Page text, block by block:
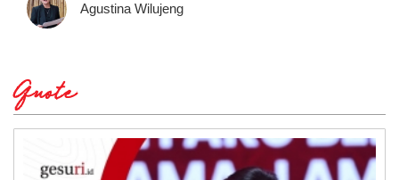
Agustina Wilujeng
Quote